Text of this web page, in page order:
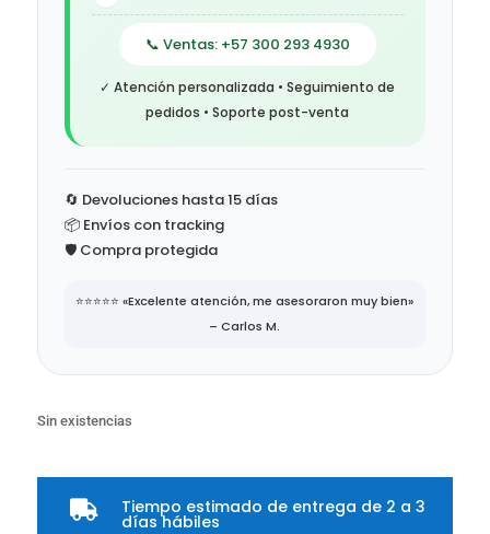
📞 Ventas: +57 300 293 4930
✓ Atención personalizada • Seguimiento de
pedidos • Soporte post-venta
🔄 Devoluciones hasta 15 días
📦 Envíos con tracking
🛡️ Compra protegida
⭐⭐⭐⭐⭐ «Excelente atención, me asesoraron muy bien»
– Carlos M.
Sin existencias
 Tiempo estimado de entrega de 2 a 3
días hábiles